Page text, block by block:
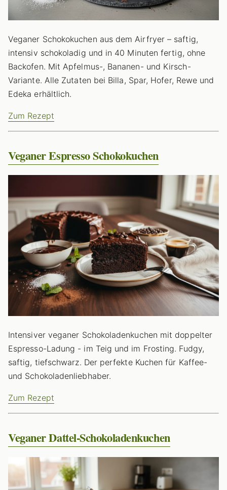
Veganer Schokokuchen aus dem Airfryer – saftig,
intensiv schokoladig und in 40 Minuten fertig, ohne
Backofen. Mit Apfelmus-, Bananen- und Kirsch-
Variante. Alle Zutaten bei Billa, Spar, Hofer, Rewe und
Edeka erhältlich.
Zum Rezept
Veganer Espresso Schokokuchen
Intensiver veganer Schokoladenkuchen mit doppelter
Espresso-Ladung - im Teig und im Frosting. Fudgy,
saftig, tiefschwarz. Der perfekte Kuchen für Kaffee-
und Schokoladenliebhaber.
Zum Rezept
Veganer Dattel-Schokoladenkuchen